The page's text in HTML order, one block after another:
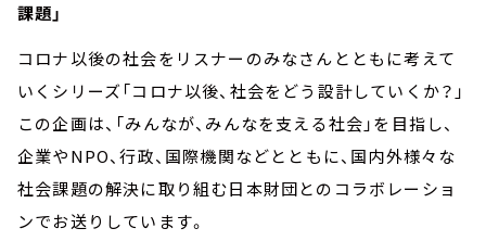
課題」
コロナ以後の社会をリスナーのみなさんとともに考えて
いくシリーズ「コロナ以後、社会をどう設計していくか？」
この企画は、「みんなが、みんなを支える社会」を目指し、
企業やNPO、行政、国際機関などとともに、国内外様々な
社会課題の解決に取り組む日本財団とのコラボレーショ
ンでお送りしています。